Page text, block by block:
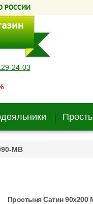
РОССИИ
24-03
МВ
Простыня Сатин